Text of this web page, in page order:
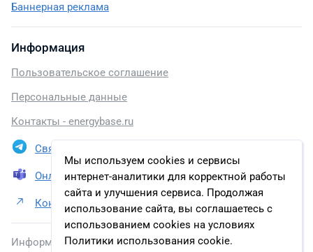
Мы используем cookies и сервисы
интернет-аналитики для корректной работы
сайта и улучшения сервиса. Продолжая
использование сайта, вы соглашаетесь с
использованием cookies на условиях
Политики использования cookie.
Баннерная реклама
Информация
Пользовательское соглашение
Персональные данные
Контакты - energybase.ru
Связаться в Telegram
Онлайн презентация
Контакты ООО «Таманьнефтегаз» (ООО «ТНГ»)
Информация, размещенная на сайте, включена в базу